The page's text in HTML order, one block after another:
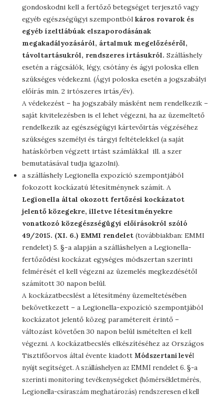
gondoskodni kell a fertőző betegséget terjesztő vagy
egyéb egészségügyi szempontbólkáros rovarok és
egyéb ízeltlábúak elszaporodásának
megakadályozásáról, ártalmuk megelőzéséről,
távoltartásukról, rendszeres irtásukról. Szálláshely
esetén a rágcsálók, légy, csótány és ágyi poloska ellen
szükséges védekezni. (Ágyi poloska esetén a jogszabályi
előírás min. 2 irtószeres irtás/év).
A védekezést – ha jogszabály másként nem rendelkezik –
saját kivitelezésben is el lehet végezni, ha az üzemeltető
rendelkezik az egészségügyi kártevőirtás végzéséhez
szükséges személyi és tárgyi feltételekkel (a saját
hatáskörben végzett irtást számlákkal ill. a szer
bemutatásával tudja igazolni).
a szálláshely Legionella expozíció szempontjából
fokozott kockázatú létesítménynek számít. A
Legionella által okozott fertőzési kockázatot
jelentő közegekre, illetve létesítményekre
vonatkozó közegészségügyi előírásokról szóló
49/2015. (XI. 6.) EMMI rendelet (továbbiakban: EMMI
rendelet) 5. §-a alapján a szálláshelyen a Legionella-
fertőződési kockázat egységes módszertan szerinti
felmérését el kell végezni az üzemelés megkezdésétől
számított 30 napon belül.
A kockázatbecslést a létesítmény üzemeltetésében
bekövetkezett – a Legionella-expozíció szempontjából
kockázatot jelentő közeg paramétereit érintő –
változást követően 30 napon belül ismételten el kell
végezni. A kockázatbecslés elkészítéséhez az Országos
Tisztifőorvos által évente kiadottMódszertani levél
nyújt segítséget. A szálláshelyen az EMMI rendelet 6. §-a
szerinti monitoring tevékenységeket (hőmérsékletmérés,
Legionella-csíraszám meghatározás) rendszeresen el kell